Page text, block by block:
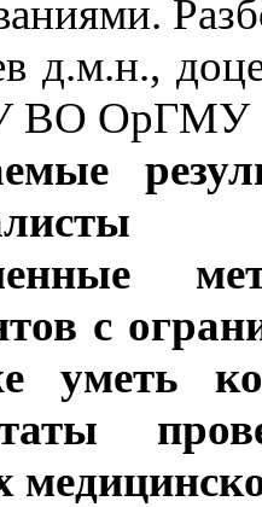
д.м.н.,
ОрГМУ
с
уметь